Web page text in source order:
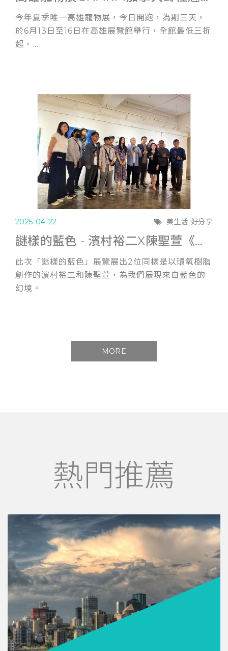
今年夏季唯一高雄寵物展，今日開跑，為期三天，
於6月13日至16日在高雄展覽館舉行，全館最低三折
起，...
2025-04-22 美生活-好分享
謎樣的藍色 - 濱村裕二X陳聖萱《雙人展》
此次「謎樣的藍色」展覽展出2位同樣是以環氧樹脂
創作的濵村裕二和陳聖萱，為我們展現來自藍色的
幻境。
MORE
熱門推薦